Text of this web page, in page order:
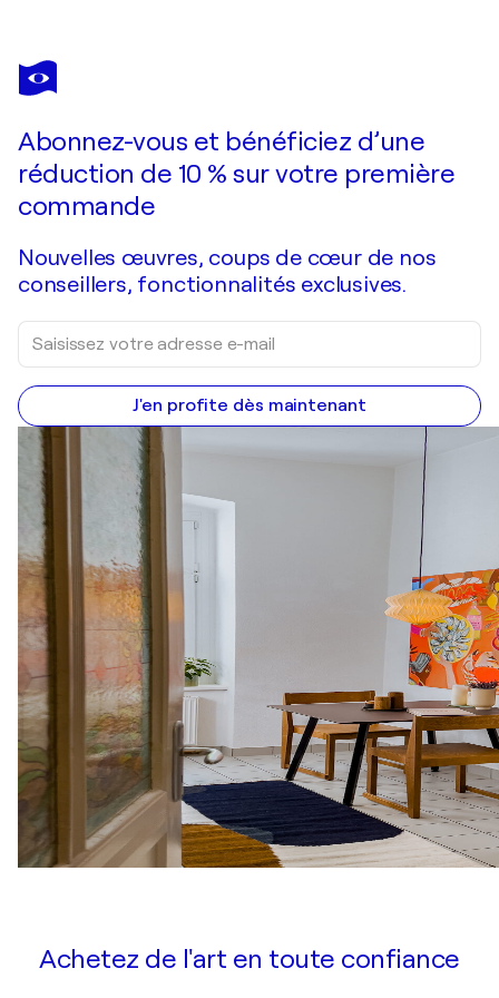
SALVADOR DALÍ
Le réconfort des anges, Bois gravé original
Abonnez-vous et bénéficiez d’une
réduction de 10 % sur votre première
commande
Nouvelles œuvres, coups de cœur de nos
conseillers, fonctionnalités exclusives.
J'en profite dès maintenant
Achetez de l'art en toute confiance